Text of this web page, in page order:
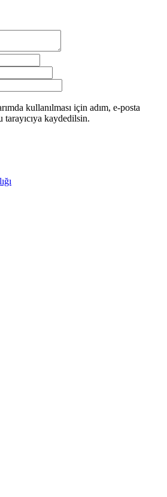
kullanılması için adım, e-posta
tarayıcıya kaydedilsin.